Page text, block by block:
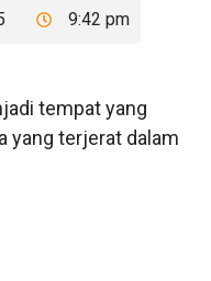
9:42 pm
tempat yang
yang terjerat dalam